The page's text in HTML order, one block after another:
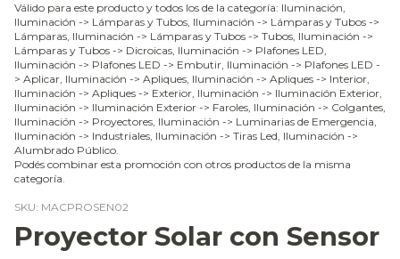
Válido para este producto y todos los de la categoría: Iluminación,
Iluminación -> Lámparas y Tubos, Iluminación -> Lámparas y Tubos ->
Lámparas, Iluminación -> Lámparas y Tubos -> Tubos, Iluminación ->
Lámparas y Tubos -> Dicroicas, Iluminación -> Plafones LED,
Iluminación -> Plafones LED -> Embutir, Iluminación -> Plafones LED -
> Aplicar, Iluminación -> Apliques, Iluminación -> Apliques -> Interior,
Iluminación -> Apliques -> Exterior, Iluminación -> Iluminación Exterior,
Iluminación -> Iluminación Exterior -> Faroles, Iluminación -> Colgantes,
Iluminación -> Proyectores, Iluminación -> Luminarias de Emergencia,
Iluminación -> Industriales, Iluminación -> Tiras Led, Iluminación ->
Alumbrado Público.
Podés combinar esta promoción con otros productos de la misma
categoría.
SKU: MACPROSEN02
Proyector Solar con Sensor